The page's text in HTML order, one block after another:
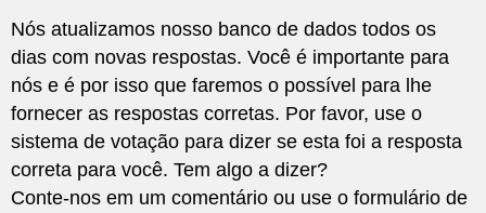
Nós atualizamos nosso banco de dados todos os
dias com novas respostas. Você é importante para
nós e é por isso que faremos o possível para lhe
fornecer as respostas corretas. Por favor, use o
sistema de votação para dizer se esta foi a resposta
correta para você. Tem algo a dizer?
Conte-nos em um comentário ou use o formulário de